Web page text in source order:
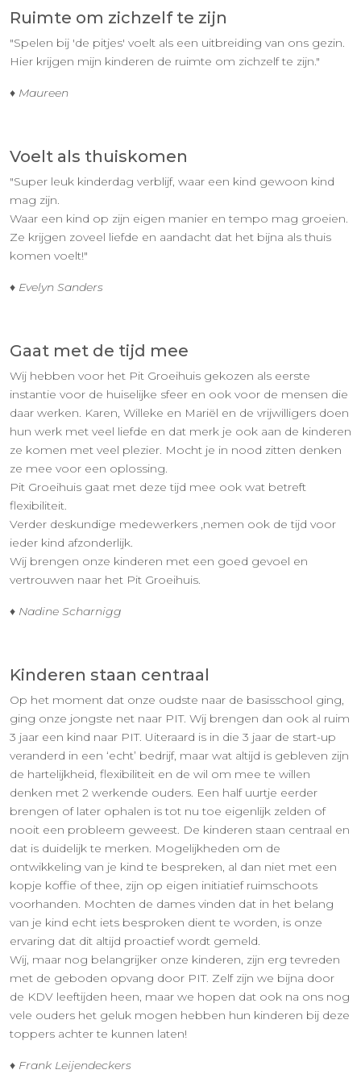
Ruimte om zichzelf te zijn
"Spelen bij 'de pitjes' voelt als een uitbreiding van ons gezin.
Hier krijgen mijn kinderen de ruimte om zichzelf te zijn."
♦ Maureen
Voelt als thuiskomen
"Super leuk kinderdag verblijf, waar een kind gewoon kind
mag zijn.
Waar een kind op zijn eigen manier en tempo mag groeien.
Ze krijgen zoveel liefde en aandacht dat het bijna als thuis
komen voelt!"
♦ Evelyn Sanders
Gaat met de tijd mee
Wij hebben voor het Pit Groeihuis gekozen als eerste
instantie voor de huiselijke sfeer en ook voor de mensen die
daar werken. Karen, Willeke en Mariël en de vrijwilligers doen
hun werk met veel liefde en dat merk je ook aan de kinderen
ze komen met veel plezier. Mocht je in nood zitten denken
ze mee voor een oplossing.
Pit Groeihuis gaat met deze tijd mee ook wat betreft
flexibiliteit.
Verder deskundige medewerkers ,nemen ook de tijd voor
ieder kind afzonderlijk.
Wij brengen onze kinderen met een goed gevoel en
vertrouwen naar het Pit Groeihuis.
♦ Nadine Scharnigg
Kinderen staan centraal
Op het moment dat onze oudste naar de basisschool ging,
ging onze jongste net naar PIT. Wij brengen dan ook al ruim
3 jaar een kind naar PIT. Uiteraard is in die 3 jaar de start-up
veranderd in een ‘echt’ bedrijf, maar wat altijd is gebleven zijn
de hartelijkheid, flexibiliteit en de wil om mee te willen
denken met 2 werkende ouders. Een half uurtje eerder
brengen of later ophalen is tot nu toe eigenlijk zelden of
nooit een probleem geweest. De kinderen staan centraal en
dat is duidelijk te merken. Mogelijkheden om de
ontwikkeling van je kind te bespreken, al dan niet met een
kopje koffie of thee, zijn op eigen initiatief ruimschoots
voorhanden. Mochten de dames vinden dat in het belang
van je kind echt iets besproken dient te worden, is onze
ervaring dat dit altijd proactief wordt gemeld.
Wij, maar nog belangrijker onze kinderen, zijn erg tevreden
met de geboden opvang door PIT. Zelf zijn we bijna door
de KDV leeftijden heen, maar we hopen dat ook na ons nog
vele ouders het geluk mogen hebben hun kinderen bij deze
toppers achter te kunnen laten!
♦ Frank Leijendeckers